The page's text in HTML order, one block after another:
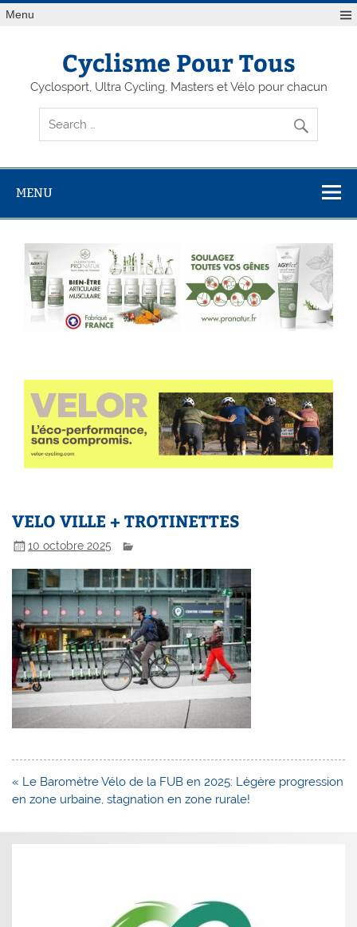
Menu
Cyclisme Pour Tous
Cyclosport, Ultra Cycling, Masters et Vélo pour chacun
MENU
VELO VILLE + TROTINETTES
10 octobre 2025
Navigation
de
« Le Baromètre Vélo de la FUB en 2025: Légère progression
en zone urbaine, stagnation en zone rurale!